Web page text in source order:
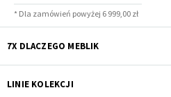
* Dla zamówień powyżej 6 999,00 zł
7X DLACZEGO MEBLIK
LINIE KOLEKCJI